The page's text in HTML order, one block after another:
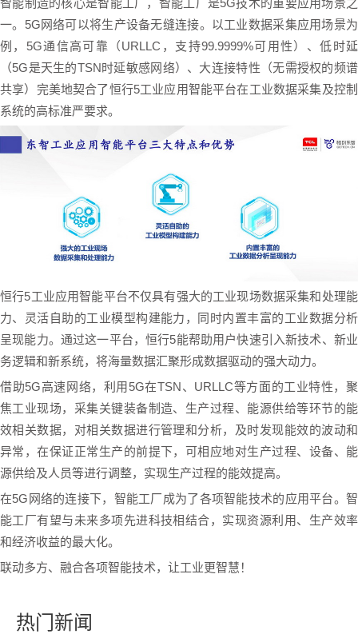
智能制造的核心是智能工厂，智能工厂是5G技术的重要应用场景之
一。5G网络可以将生产设备无缝连接。以工业数据采集应用场景为
例，5G通信高可靠（URLLC，支持99.9999%可用性）、低时延
（5G是天生的TSN时延敏感网络）、大连接特性（无需授权的频谱
共享）完美地契合了恒行5工业应用智能平台在工业数据采集及控制
系统的高标准严要求。
恒行5工业应用智能平台不仅具有强大的工业现场数据采集和处理能
力、灵活自助的工业模型构建能力，同时内置丰富的工业数据分析
呈现能力。通过这一平台，恒行5能帮助用户快速引入新技术、新业
务逻辑和新系统，将海量数据汇聚形成数据驱动的强大动力。
借助5G高速网络，利用5G在TSN、URLLC等方面的工业特性，聚
焦工业现场，采集关键装备制造、生产过程、能源供给等环节的能
效相关数据，对相关数据进行管理和分析，及时发现能效的波动和
异常，在保证正常生产的前提下，可相应地对生产过程、设备、能
源供给及人员等进行调整，实现生产过程的能效提高。
在5G网络的连接下，智能工厂成为了各项智能技术的应用平台。智
能工厂有望与未来多项先进科技相结合，实现资源利用、生产效率
和经济收益的最大化。
联动多方、融合各项智能技术，让工业更智慧！
热门新闻